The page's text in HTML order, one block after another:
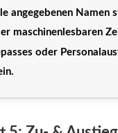
angegebenen Namen
maschinenlesbaren
oder